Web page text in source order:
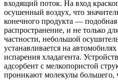
входящий поток. На вход
осушенный воздух, что
конечного продукта —
распространение, и не только
частности, небольшой
устанавливается на
испарения хладагента.
адсорбент с мелкопористой
проникают молекулы большего,